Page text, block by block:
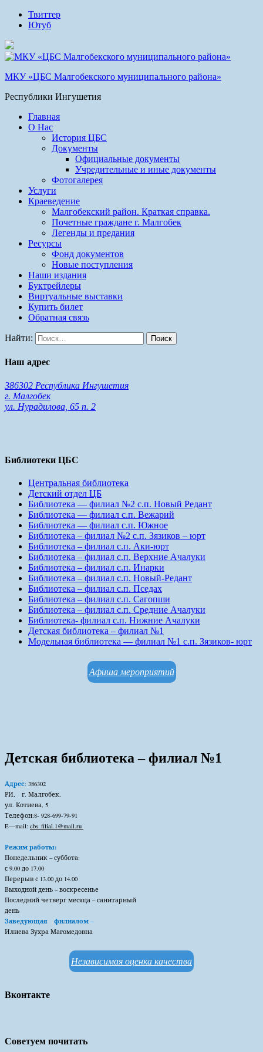
Твиттер
Ютуб
МКУ «ЦБС Малгобекского муниципального района»
Республики Ингушетия
Главная
О Нас
История ЦБС
Документы
Официальные документы
Учредительные и иные документы
Фотогалерея
Услуги
Краеведение
Малгобекский район. Краткая справка.
Почетные граждане г. Малгобек
Легенды и предания
Ресурсы
Фонд документов
Новые поступления
Наши издания
Буктрейлеры
Виртуальные выставки
Купить билет
Обратная связь
Найти:
Наш адрес
386302 Республика Ингушетия
г. Малгобек
ул. Нурадилова, 65 п. 2
Библиотеки ЦБС
Центральная библиотека
Детский отдел ЦБ
Библиотека — филиал №2 с.п. Новый Редант
Библиотека — филиал с.п. Вежарий
Библиотека — филиал с.п. Южное
Библиотека – филиал №2 с.п. Зязиков – юрт
Библиотека – филиал с.п. Аки-юрт
Библиотека – филиал с.п. Верхние Ачалуки
Библиотека – филиал с.п. Инарки
Библиотека – филиал с.п. Новый-Редант
Библиотека – филиал с.п. Пседах
Библиотека – филиал с.п. Сагопши
Библиотека – филиал с.п. Средние Ачалуки
Библиотека- филиал с.п. Нижние Ачалуки
Детская библиотека – филиал №1
Модельная библиотека — филиал №1 с.п. Зязиков- юрт
Афиша мероприятий
Детская библиотека – филиал №1
Адрес: 386302
РИ, г. Малгобек,
ул. Котиева, 5
Телефон:8- 928-699-79-91
E—mail: cbs_ filial.1@mail.ru
Режим работы:
Понедельник – суббота:
с 9.00 до 17.00
Перерыв с 13.00 до 14.00
Выходной день – воскресенье
Последний четверг месяца – санитарный
день
Заведующая филиалом –
Илиева Зухра Магомедовна
Независимая оценка качества
Вконтакте
Советуем почитать